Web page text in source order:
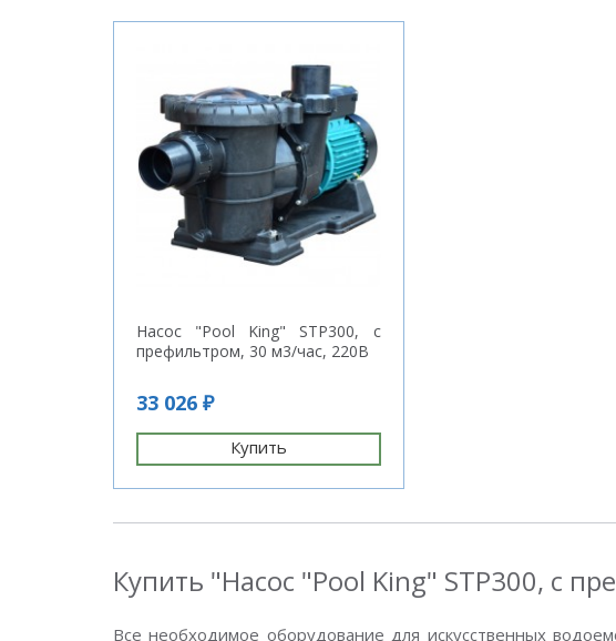
Насос "Pool King" STP300, с
префильтром, 30 м3/час, 220В
33 026 ₽
Купить
Купить "Насос "Pool King" STP300, с
Все необходимое оборудование для искусственных